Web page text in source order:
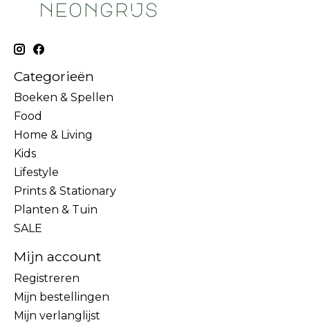
Categorieën
Boeken & Spellen
Food
Home & Living
Kids
Lifestyle
Prints & Stationary
Planten & Tuin
SALE
Mijn account
Registreren
Mijn bestellingen
Mijn verlanglijst